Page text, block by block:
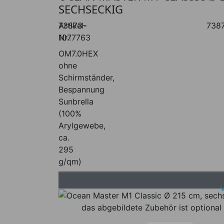
SECHSECKIG
Artikel-
Nr.:
OM7.0HEX
ohne
Schirmständer,
Bespannung
Sunbrella
(100%
Arylgewebe,
ca.
295
g/qm)
73873-
1077763
das abgebildete Zubehör ist optional